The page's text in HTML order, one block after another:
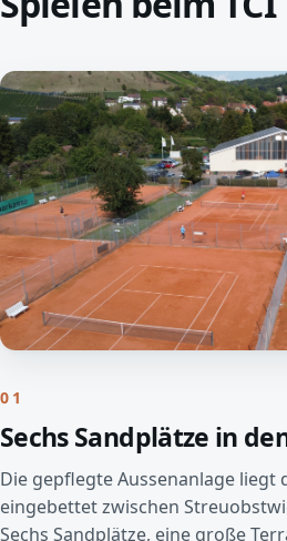
01
Sechs Sandplätze in
Die gepflegte Aussenanlage liegt
eingebettet zwischen
Sechs Sandplätze, eine große